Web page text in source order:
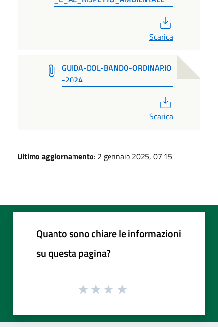
Scarica
GUIDA-DOL-BANDO-ORDINARIO
-2024
Scarica
Ultimo aggiornamento: 2 gennaio 2025, 07:15
Quanto sono chiare le informazioni
su questa pagina?